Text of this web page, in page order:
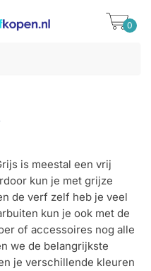
0
is meestal een vrij
kun je met grijze
de verf zelf heb je veel
kun je ook met de
of accessoires nog alle
we de belangrijkste
je verschillende kleuren